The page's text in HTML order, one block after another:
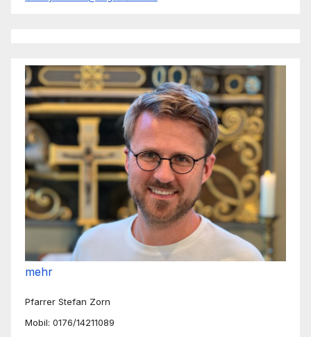
mehr
Pfarrer Stefan Zorn
Mobil: 0176/14211089